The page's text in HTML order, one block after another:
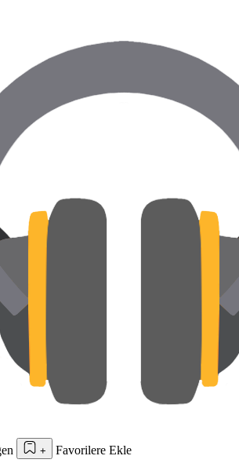
+ Favorilere Ekle